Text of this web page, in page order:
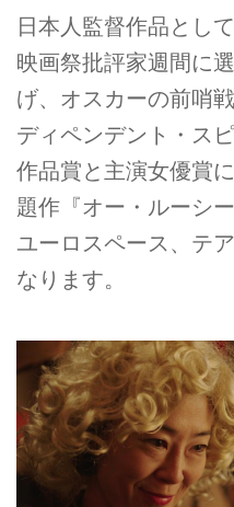
日本人監督作品とし
映画祭批評家週間に
げ、オスカーの前哨
ディペンデント・ス
作品賞と主演女優賞
題作『オー・ルーシ
ユーロスペース、テ
なります。